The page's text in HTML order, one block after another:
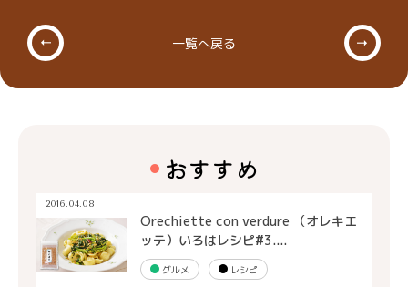
一覧へ戻る
おすすめ
2016.04.08
Orechiette con verdure （オレキエ
ッテ）いろはレシピ#3....
グルメ レシピ